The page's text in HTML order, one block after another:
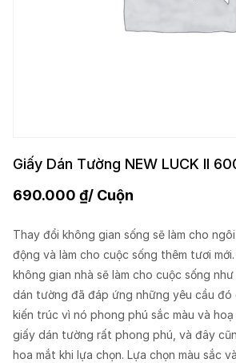
Giấy Dán Tường NEW LUCK II
690.000 ₫/ Cuộn
Thay đổi không gian sống sẽ làm cho
động và làm cho cuộc sống thêm tươi
không gian nhà sẽ làm cho cuộc sống
dán tường đã đáp ứng những yêu cầu đó
kiến trúc vì nó phong phú sắc màu và
giấy dán tường rất phong phú, và đây
hoa mắt khi lựa chọn. Lựa chọn màu sắc